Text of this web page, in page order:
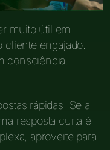
muito útil em
engajado.
consciência.
rápidas. Se a
resposta curta é
aproveite para